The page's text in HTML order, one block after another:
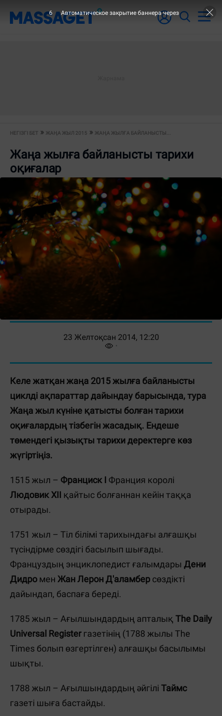
НЕГІЗГІ БЕТ ЖАҢА ЖЫЛ 2015 ЖАҢА ЖЫЛҒА БАЙЛАНЫСТЫ...
Жаңа жылға байланысты тарихи
оқиғалар
23 Желтоқсан 2014, 12:20
Келе жатқан жаңа 2015 жылға байланысты
циклді ақпараттар дайындау барысында, тура
Жаңа жыл күніне қатысты болған тарихи
оқиғалардың тізбегін жасадық. Ендеше
төмендегі қызықты тарихи деректерге көз
жүгіртіңіз.
1515 жыл – Франциск І Франция королі
Людовик ХІІ қайтыс болғаннан кейін таққа
отырады.
1751 жыл – Тіл білімі тарихындағы алғашқы
түсіндірме сөздігі басылып шығады.
Француздың энциклопедист ғалымдары Дени
Дидро мен Жан Лерон Д'аламбер сөздікті
дайындап, баспаға береді.
1785 жыл – Ағылшындардың апталық The Daily
Universal Registerгазетінің (1788 жылы The
Times болып өзгертілген) алғашқы басылымы
шықты.
1788 жыл – Ағылшындардың әйгілі Таймс
газеті шыға бастайды.
5 Автоматическое закрытие баннера через